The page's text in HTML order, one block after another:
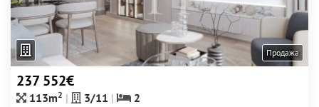
Продажа
237 552€
113m2 3/11
2